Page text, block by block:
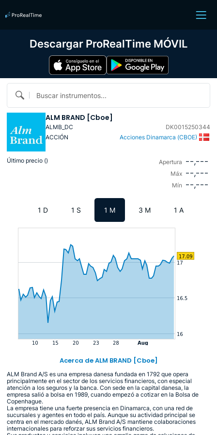
Buscar instrumentos...
ALM BRAND [Cboe]
ALMB_DC
DK0015250344
ACCIÓN
Acciones Dinamarca (CBOE)
Último precio () Apertura --,---
Máx --,---
Mín --,---
1 D 1 S 1 M 3 M 1 A
Acerca de ALM BRAND [Cboe]
ALM Brand A/S es una empresa danesa fundada en 1792 que opera
principalmente en el sector de los servicios financieros, con especial
atención a los seguros y la banca. Con sede en la capital danesa, la
empresa salió a bolsa en 1989, cuando empezó a cotizar en la Bolsa de
Copenhague.
La empresa tiene una fuerte presencia en Dinamarca, con una red de
sucursales y agentes en todo el país. Aunque su actividad principal se
centra en el mercado danés, ALM Brand A/S mantiene colaboraciones
internacionales para reforzar sus servicios financieros.
Descargar ProRealTime MÓVIL